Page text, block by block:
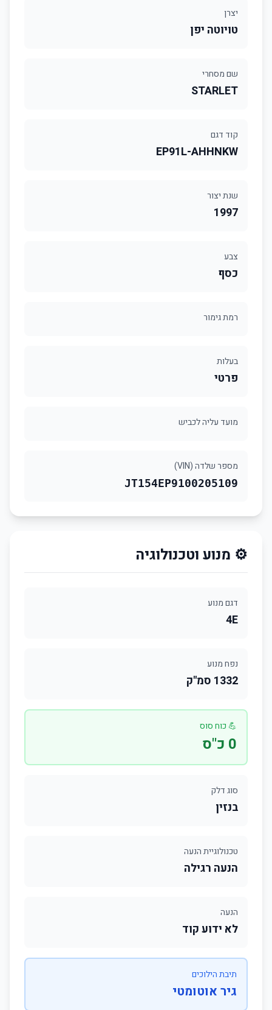
יצרן
טויוטה יפן
שם מסחרי
STARLET
קוד דגם
EP91L-AHHNKW
שנת יצור
1997
צבע
כסף
רמת גימור
בעלות
פרטי
מועד עליה לכביש
מספר שלדה (VIN)
JT154EP9100205109
⚙️ מנוע וטכנולוגיה
דגם מנוע
4E
נפח מנוע
1332 סמ"ק
💪 כוח סוס
0 כ"ס
סוג דלק
בנזין
טכנולוגיית הנעה
הנעה רגילה
הנעה
לא ידוע קוד
תיבת הילוכים
גיר אוטומטי